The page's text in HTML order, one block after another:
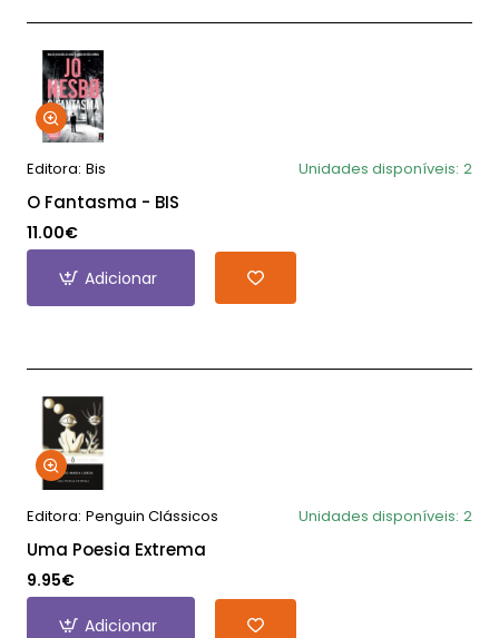
Editora: Bis Unidades disponíveis: 2
O Fantasma - BIS
11.00€
Adicionar
Editora: Penguin Clássicos Unidades disponíveis: 2
Uma Poesia Extrema
9.95€
Adicionar